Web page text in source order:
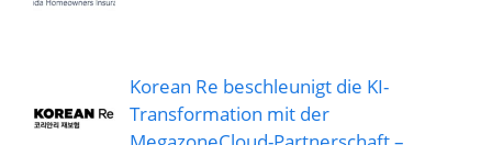
Korean Re beschleunigt die KI-
Transformation mit der